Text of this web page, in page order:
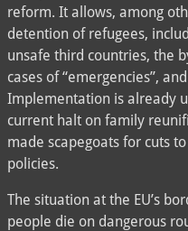
reform. It allows, among
detention of refugees,
unsafe third countries, the
cases of “emergencies”,
Implementation is already
current halt on family
made scapegoats for cuts
policies.
The situation at the EU’s
people die on dangerous